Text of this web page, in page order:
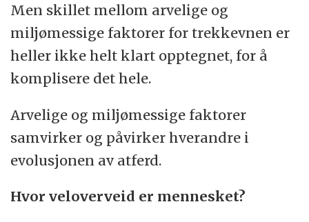
Men skillet mellom arvelige og
miljømessige faktorer for trekkevnen er
heller ikke helt klart opptegnet, for å
komplisere det hele.
Arvelige og miljømessige faktorer
samvirker og påvirker hverandre i
evolusjonen av atferd.
Hvor veloverveid er mennesket?